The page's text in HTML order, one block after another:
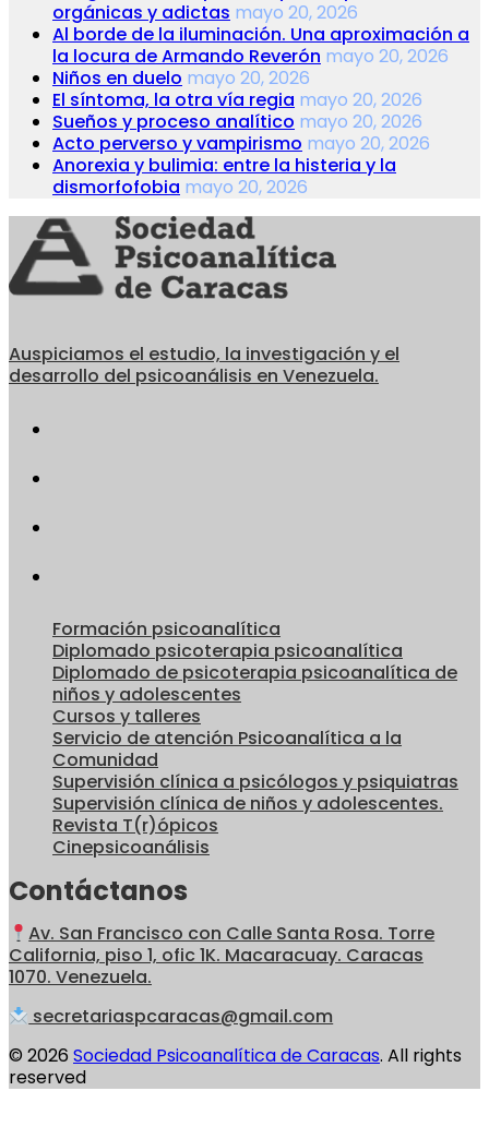
orgánicas y adictas mayo 20, 2026
Al borde de la iluminación. Una aproximación a
la locura de Armando Reverón mayo 20, 2026
Niños en duelo mayo 20, 2026
El síntoma, la otra vía regia mayo 20, 2026
Sueños y proceso analítico mayo 20, 2026
Acto perverso y vampirismo mayo 20, 2026
Anorexia y bulimia: entre la histeria y la
dismorfofobia mayo 20, 2026
Auspiciamos el estudio, la investigación y el
desarrollo del psicoanálisis en Venezuela.
Formación psicoanalítica
Diplomado psicoterapia psicoanalítica
Diplomado de psicoterapia psicoanalítica de
niños y adolescentes
Cursos y talleres
Servicio de atención Psicoanalítica a la
Comunidad
Supervisión clínica a psicólogos y psiquiatras
Supervisión clínica de niños y adolescentes.
Revista T(r)ópicos
Cinepsicoanálisis
Contáctanos
Av. San Francisco con Calle Santa Rosa. Torre
California, piso 1, ofic 1K. Macaracuay. Caracas
1070. Venezuela.
secretariaspcaracas@gmail.com
© 2026 Sociedad Psicoanalítica de Caracas. All rights
reserved